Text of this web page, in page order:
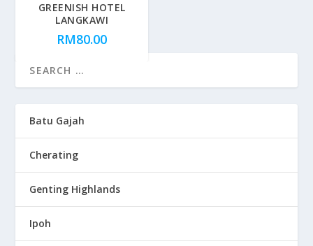
GREENISH HOTEL
LANGKAWI
RM80.00
Batu Gajah
Cherating
Genting Highlands
Ipoh